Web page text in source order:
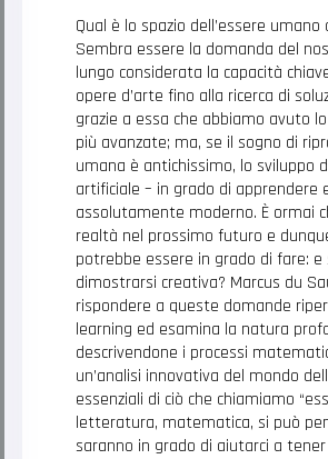
Qual è lo spazio dell’essere
Sembra essere la domanda del
lungo considerata la capacità
opere d’arte fino alla ricerca di
grazie a essa che abbiamo avuto
più avanzate; ma, se il sogno di
umana è antichissimo, lo sviluppo
artificiale – in grado di apprendere
assolutamente moderno. È ormai
realtà nel prossimo futuro e
potrebbe essere in grado di fare:
dimostrarsi creativa? Marcus du
rispondere a queste domande
learning ed esamina la natura
descrivendone i processi
un’analisi innovativa del mondo
essenziali di ciò che chiamiamo
letteratura, matematica, si può
saranno in grado di aiutarci a